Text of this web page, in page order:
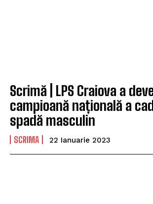
Scrimă | LPS Craiova a
campioană națională a
spadă masculin
SCRIMA 22 Ianuarie 2023